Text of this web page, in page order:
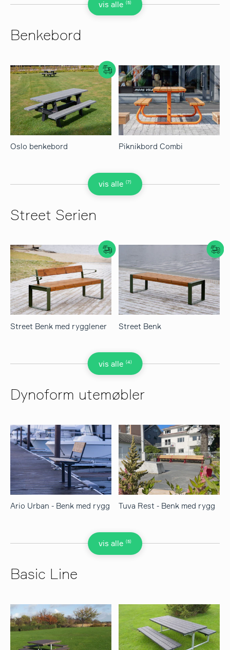
vis alle (5)
Benkebord
vis alle (7)
Oslo benkebord Piknikbord Combi
Street Serien
vis alle (4)
Street Benk med rygglener Street Benk
Dynoform utemøbler
vis alle (5)
Ario Urban - Benk med rygg Tuva Rest - Benk med rygg
Basic Line